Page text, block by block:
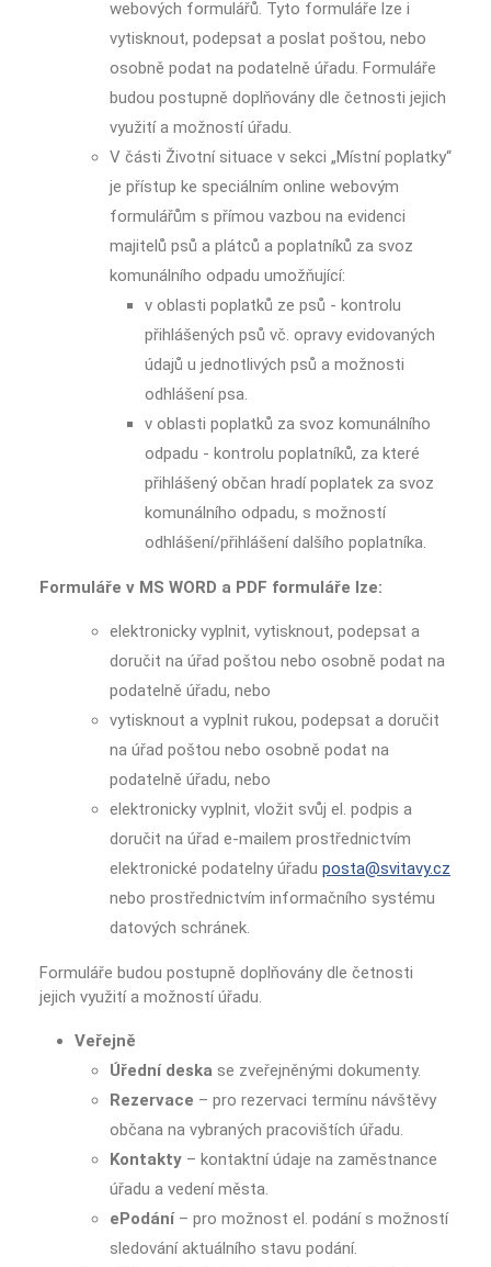
webových formulářů. Tyto formuláře lze i
vytisknout, podepsat a poslat poštou, nebo
osobně podat na podatelně úřadu. Formuláře
budou postupně doplňovány dle četnosti jejich
využití a možností úřadu.
V části Životní situace v sekci „Místní poplatky“
je přístup ke speciálním online webovým
formulářům s přímou vazbou na evidenci
majitelů psů a plátců a poplatníků za svoz
komunálního odpadu umožňující:
v oblasti poplatků ze psů - kontrolu
přihlášených psů vč. opravy evidovaných
údajů u jednotlivých psů a možnosti
odhlášení psa.
v oblasti poplatků za svoz komunálního
odpadu - kontrolu poplatníků, za které
přihlášený občan hradí poplatek za svoz
komunálního odpadu, s možností
odhlášení/přihlášení dalšího poplatníka.
Formuláře v MS WORD a PDF formuláře lze:
elektronicky vyplnit, vytisknout, podepsat a
doručit na úřad poštou nebo osobně podat na
podatelně úřadu, nebo
vytisknout a vyplnit rukou, podepsat a doručit
na úřad poštou nebo osobně podat na
podatelně úřadu, nebo
elektronicky vyplnit, vložit svůj el. podpis a
doručit na úřad e-mailem prostřednictvím
elektronické podatelny úřadu posta@svitavy.cz
nebo prostřednictvím informačního systému
datových schránek.
Formuláře budou postupně doplňovány dle četnosti
jejich využití a možností úřadu.
Veřejně
Úřední deska se zveřejněnými dokumenty.
Rezervace – pro rezervaci termínu návštěvy
občana na vybraných pracovištích úřadu.
Kontakty – kontaktní údaje na zaměstnance
úřadu a vedení města.
ePodání– pro možnost el. podání s možností
sledování aktuálního stavu podání.